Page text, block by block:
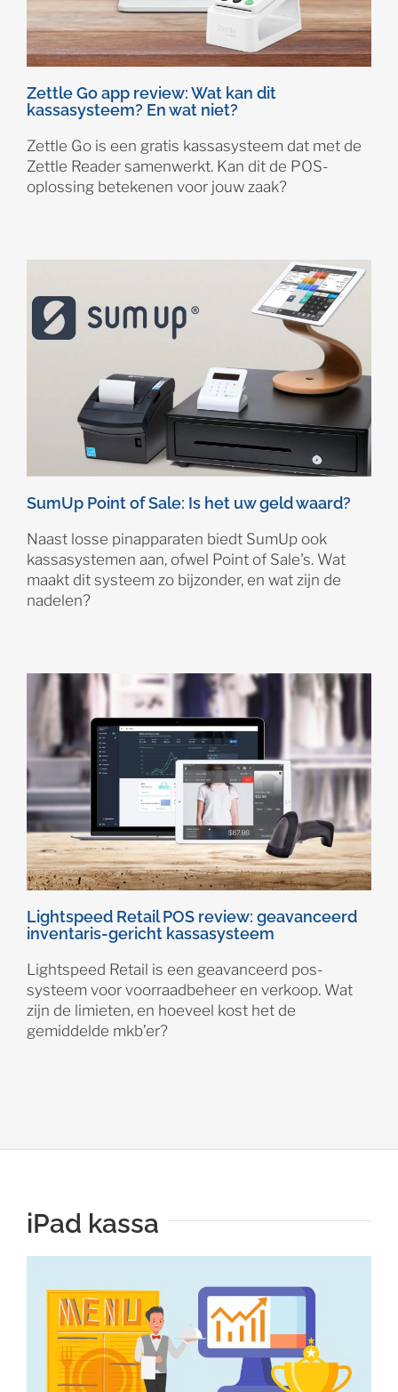
Zettle Go app review: Wat kan dit
kassasysteem? En wat niet?
Zettle Go is een gratis kassasysteem dat met de
Zettle Reader samenwerkt. Kan dit de POS-
oplossing betekenen voor jouw zaak?
SumUp Point of Sale: Is het uw geld waard?
Naast losse pinapparaten biedt SumUp ook
kassasystemen aan, ofwel Point of Sale's. Wat
maakt dit systeem zo bijzonder, en wat zijn de
nadelen?
Lightspeed Retail POS review: geavanceerd
inventaris-gericht kassasysteem
Lightspeed Retail is een geavanceerd pos-
systeem voor voorraadbeheer en verkoop. Wat
zijn de limieten, en hoeveel kost het de
gemiddelde mkb’er?
iPad kassa